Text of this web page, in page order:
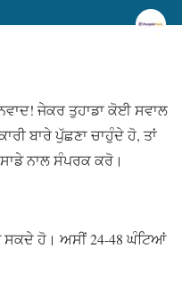
ਜੇਕਰ ਤੁਹਾਡਾ ਕੋਈ ਸਵਾਲ
ਬਾਰੇ ਪੁੱਛਣਾ ਚਾਹੁੰਦੇ ਹੋ, ਤਾਂ
ਨਾਲ ਸੰਪਰਕ ਕਰੋ।
ਸਕਦੇ ਹੋ। ਅਸੀਂ 24-48 ਘੰਟਿਆਂ